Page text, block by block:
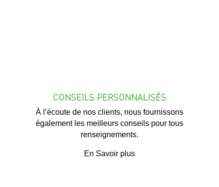
CONSEILS PERSONNALISÉS
À l’écoute de nos clients, nous fournissons
également les meilleurs conseils pour tous
renseignements.
En Savoir plus